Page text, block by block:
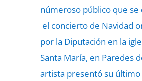
númeroso público que se
el concierto de Navidad
por la Diputación en la
Santa María, en Paredes
artista presentó su